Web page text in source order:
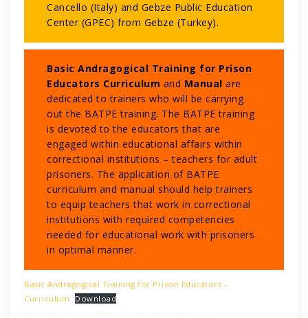
Cancello (Italy) and Gebze Public Education
Center (GPEC) from Gebze (Turkey).
Basic Andragogical Training for Prison
Educators Curriculum and Manual are
dedicated to trainers who will be carrying
out the BATPE training. The BATPE training
is devoted to the educators that are
engaged within educational affairs within
correctional institutions – teachers for adult
prisoners. The application of BATPE
curriculum and manual should help trainers
to equip teachers that work in correctional
institutions with required competencies
needed for educational work with prisoners
in optimal manner.
Basic Andragogical Training for Prison Educators –
Curriculum
Download